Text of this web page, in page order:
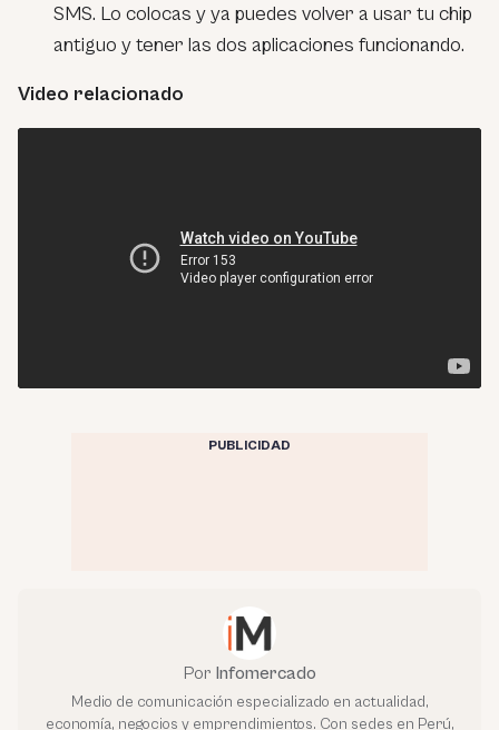
SMS. Lo colocas y ya puedes volver a usar tu chip
antiguo y tener las dos aplicaciones funcionando.
Video relacionado
PUBLICIDAD
Por Infomercado
Medio de comunicación especializado en actualidad,
economía, negocios y emprendimientos. Con sedes en Perú,